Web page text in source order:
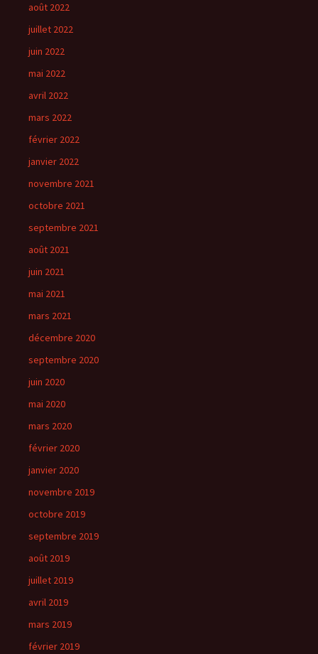
août 2022
juillet 2022
juin 2022
mai 2022
avril 2022
mars 2022
février 2022
janvier 2022
novembre 2021
octobre 2021
septembre 2021
août 2021
juin 2021
mai 2021
mars 2021
décembre 2020
septembre 2020
juin 2020
mai 2020
mars 2020
février 2020
janvier 2020
novembre 2019
octobre 2019
septembre 2019
août 2019
juillet 2019
avril 2019
mars 2019
février 2019